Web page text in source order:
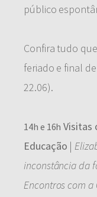
público
Confira tudo
feriado e final
22.06).
14h e 16h Visitas
Educação |
inconstância da
Encontros com a